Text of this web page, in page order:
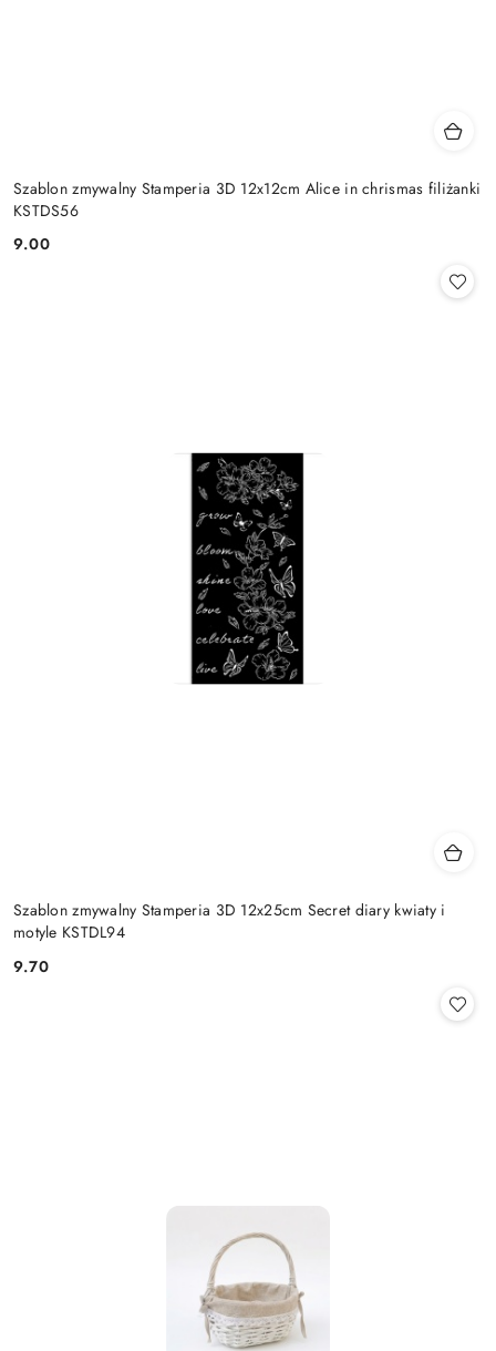
Szablon zmywalny Stamperia 3D 12x12cm Alice in chrismas filiżanki
KSTDS56
Cena:
9.00
Szablon zmywalny Stamperia 3D 12x25cm Secret diary kwiaty i
motyle KSTDL94
Cena:
9.70